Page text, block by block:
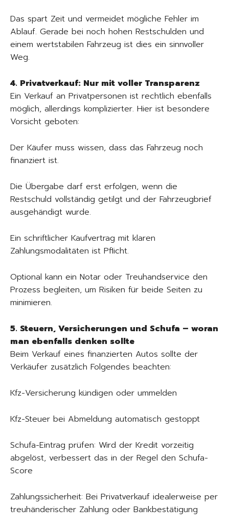
Das spart Zeit und vermeidet mögliche Fehler im
Ablauf. Gerade bei noch hohen Restschulden und
einem wertstabilen Fahrzeug ist dies ein sinnvoller
Weg.
4. Privatverkauf: Nur mit voller Transparenz
Ein Verkauf an Privatpersonen ist rechtlich ebenfalls
möglich, allerdings komplizierter. Hier ist besondere
Vorsicht geboten:
Der Käufer muss wissen, dass das Fahrzeug noch
finanziert ist.
Die Übergabe darf erst erfolgen, wenn die
Restschuld vollständig getilgt und der Fahrzeugbrief
ausgehändigt wurde.
Ein schriftlicher Kaufvertrag mit klaren
Zahlungsmodalitäten ist Pflicht.
Optional kann ein Notar oder Treuhandservice den
Prozess begleiten, um Risiken für beide Seiten zu
minimieren.
5. Steuern, Versicherungen und Schufa – woran
man ebenfalls denken sollte
Beim Verkauf eines finanzierten Autos sollte der
Verkäufer zusätzlich Folgendes beachten:
Kfz-Versicherung kündigen oder ummelden
Kfz-Steuer bei Abmeldung automatisch gestoppt
Schufa-Eintrag prüfen: Wird der Kredit vorzeitig
abgelöst, verbessert das in der Regel den Schufa-
Score
Zahlungssicherheit: Bei Privatverkauf idealerweise per
treuhänderischer Zahlung oder Bankbestätigung